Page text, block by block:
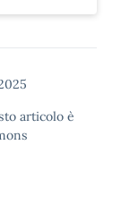
articolo è